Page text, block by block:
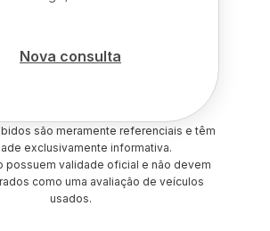
Nova consulta
são meramente referenciais e têm
exclusivamente informativa.
possuem validade oficial e não devem
como uma avaliação de veículos
usados.